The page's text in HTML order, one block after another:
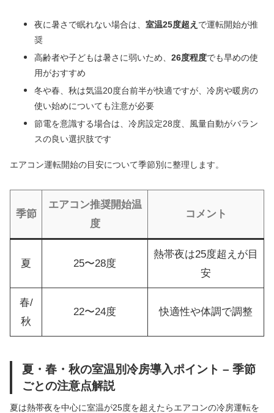
夜に暑さで眠れない場合は、 室温25度超え で運転開始が推
奨
高齢者や子どもは暑さに弱いため、 26度程度でも早めの使
用がおすすめ
冬や春、秋は気温20度台前半が快適ですが、冷房や暖房の
使い始めについても注意が必要
節電を意識する場合は、冷房設定28度、風量自動がバラン
スの良い選択肢です
エアコン運転開始の目安について季節別に整理します。
季節
エアコン推奨開始温
度
コメント
夏 25〜28度
熱帯夜は25度超えが目
安
春/
秋
22〜24度 快適性や体調で調整
夏・春・秋の室温別冷房導入ポイント – 季節
ごとの注意点解説
夏は熱帯夜を中心に室温が25度を超えたらエアコンの冷房運転を